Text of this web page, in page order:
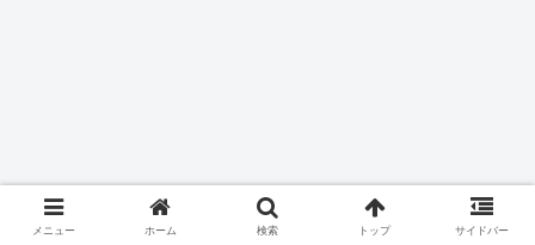
メニュー ホーム 検索 トップ サイドバー